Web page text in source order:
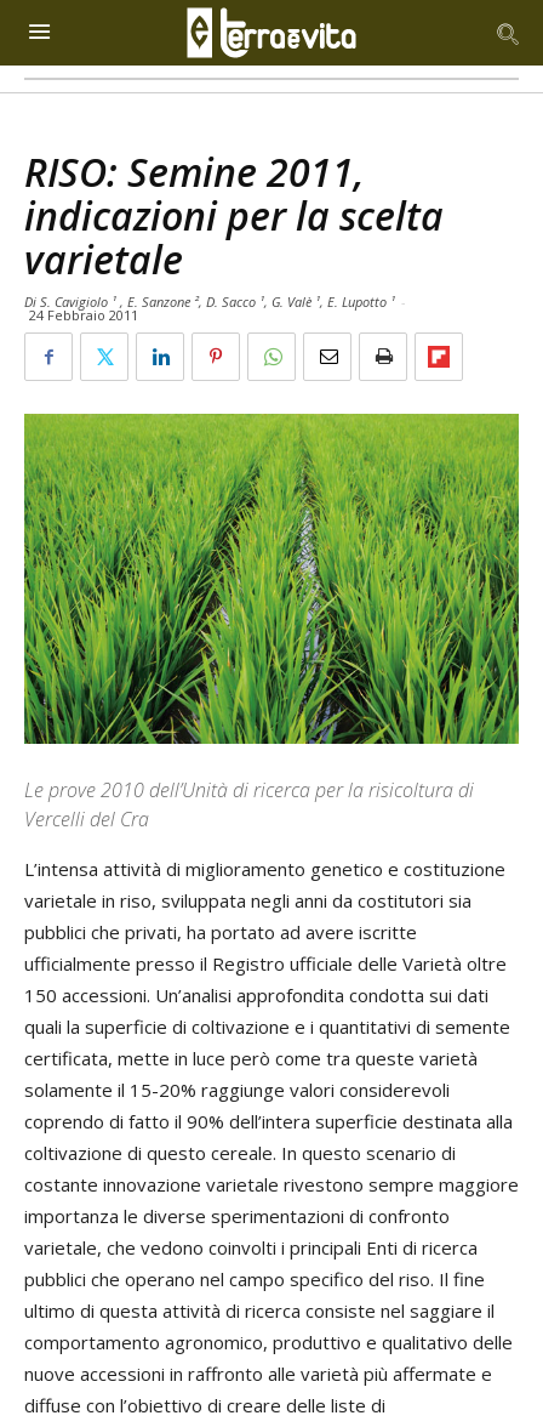
RISO: Semine 2011,
indicazioni per la scelta
varietale
Di S. Cavigiolo ¹ , E. Sanzone ², D. Sacco ¹, G. Valè ¹, E. Lupotto ¹ -
24 Febbraio 2011
Le prove 2010 dell’Unità di ricerca per la risicoltura di
Vercelli del Cra
L’intensa attività di miglioramento genetico e costituzione
varietale in riso, sviluppata negli anni da costitutori sia
pubblici che privati, ha portato ad avere iscritte
ufficialmente presso il Registro ufficiale delle Varietà oltre
150 accessioni. Un’analisi approfondita condotta sui dati
quali la superficie di coltivazione e i quantitativi di semente
certificata, mette in luce però come tra queste varietà
solamente il 15-20% raggiunge valori considerevoli
coprendo di fatto il 90% dell’intera superficie destinata alla
coltivazione di questo cereale. In questo scenario di
costante innovazione varietale rivestono sempre maggiore
importanza le diverse sperimentazioni di confronto
varietale, che vedono coinvolti i principali Enti di ricerca
pubblici che operano nel campo specifico del riso. Il fine
ultimo di questa attività di ricerca consiste nel saggiare il
comportamento agronomico, produttivo e qualitativo delle
nuove accessioni in raffronto alle varietà più affermate e
diffuse con l’obiettivo di creare delle liste di